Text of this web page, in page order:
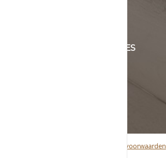
OPENINGSTIJDEN & ADRES
Algemene voorwaarden